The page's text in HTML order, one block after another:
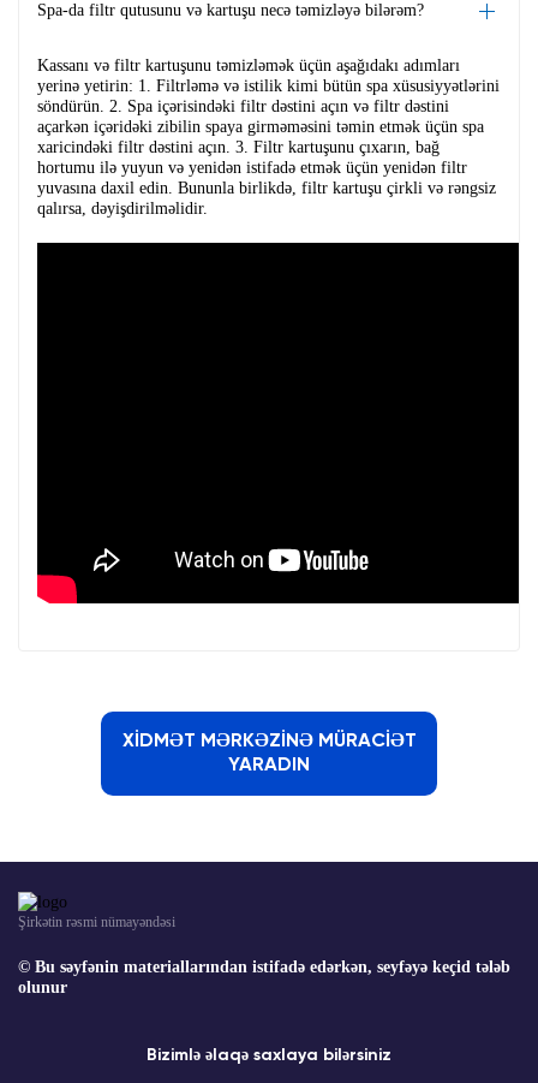
Spa-da filtr qutusunu və kartuşu necə təmizləyə bilərəm?
Kassanı və filtr kartuşunu təmizləmək üçün aşağıdakı adımları
yerinə yetirin: 1. Filtrləmə və istilik kimi bütün spa xüsusiyyətlərini
söndürün. 2. Spa içərisindəki filtr dəstini açın və filtr dəstini
açarkən içəridəki zibilin spaya girməməsini təmin etmək üçün spa
xaricindəki filtr dəstini açın. 3. Filtr kartuşunu çıxarın, bağ
hortumu ilə yuyun və yenidən istifadə etmək üçün yenidən filtr
yuvasına daxil edin. Bununla birlikdə, filtr kartuşu çirkli və rəngsiz
qalırsa, dəyişdirilməlidir.
XİDMƏT MƏRKƏZİNƏ MÜRACİƏT
YARADIN
Şirkətin rəsmi nümayəndəsi
© Bu səyfənin materiallarından istifadə edərkən, seyfəyə keçid tələb
olunur
Bizimlə əlaqə saxlaya bilərsiniz